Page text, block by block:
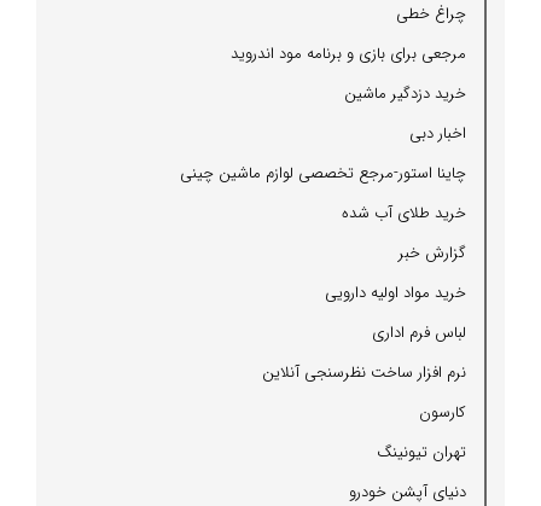
چراغ خطی
مرجعی برای بازی و برنامه مود اندروید
خرید دزدگیر ماشین
اخبار دبی
چاینا استور-مرجع تخصصی لوازم ماشین چینی
خرید طلای آب شده
گزارش خبر
خرید مواد اولیه دارویی
لباس فرم اداری
نرم افزار ساخت نظرسنجی آنلاین
كارسون
تهران تیونینگ
دنیای آپشن خودرو